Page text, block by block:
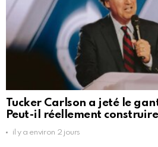
Tucker Carlson a jeté le
Peut-il réellement
il y a environ 2 jours